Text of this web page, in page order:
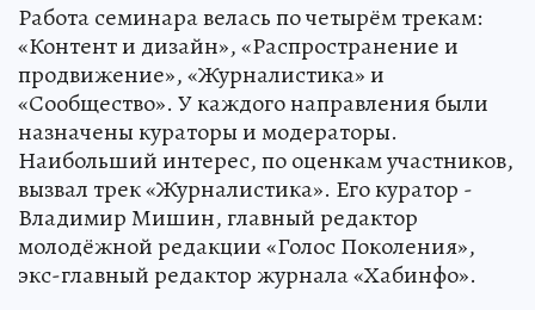
Работа семинара велась по четырём трекам:
«Контент и дизайн», «Распространение и
продвижение», «Журналистика» и
«Сообщество». У каждого направления были
назначены кураторы и модераторы.
Наибольший интерес, по оценкам участников,
вызвал трек «Журналистика». Его куратор -
Владимир Мишин, главный редактор
молодёжной редакции «Голос Поколения»,
экс-главный редактор журнала «Хабинфо».